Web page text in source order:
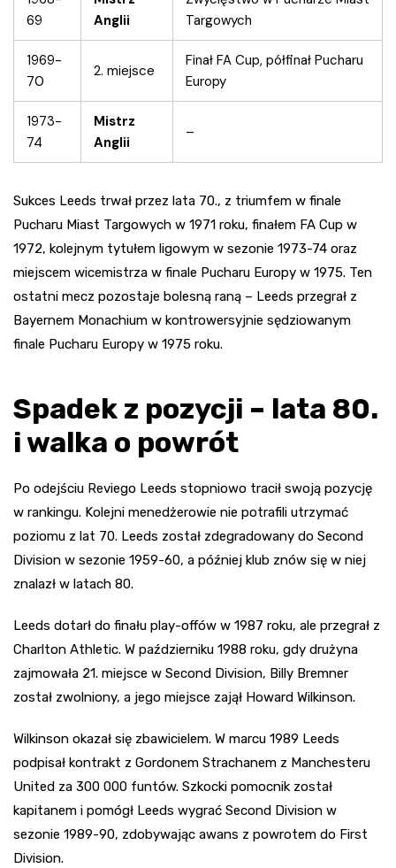
69
Anglii
Targowych
1969-
70
2. miejsce
Finał FA Cup, półfinał Pucharu
Europy
1973-
74
Mistrz
Anglii
–
Sukces Leeds trwał przez lata 70., z triumfem w finale
Pucharu Miast Targowych w 1971 roku, finałem FA Cup w
1972, kolejnym tytułem ligowym w sezonie 1973-74 oraz
miejscem wicemistrza w finale Pucharu Europy w 1975. Ten
ostatni mecz pozostaje bolesną raną – Leeds przegrał z
Bayernem Monachium w kontrowersyjnie sędziowanym
finale Pucharu Europy w 1975 roku.
Spadek z pozycji – lata 80.
i walka o powrót
Po odejściu Reviego Leeds stopniowo tracił swoją pozycję
w rankingu. Kolejni menedżerowie nie potrafili utrzymać
poziomu z lat 70. Leeds został zdegradowany do Second
Division w sezonie 1959-60, a później klub znów się w niej
znalazł w latach 80.
Leeds dotarł do finału play-offów w 1987 roku, ale przegrał z
Charlton Athletic. W październiku 1988 roku, gdy drużyna
zajmowała 21. miejsce w Second Division, Billy Bremner
został zwolniony, a jego miejsce zajął Howard Wilkinson.
Wilkinson okazał się zbawicielem. W marcu 1989 Leeds
podpisał kontrakt z Gordonem Strachanem z Manchesteru
United za 300 000 funtów. Szkocki pomocnik został
kapitanem i pomógł Leeds wygrać Second Division w
sezonie 1989-90, zdobywając awans z powrotem do First
Division.